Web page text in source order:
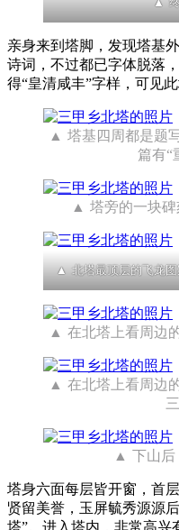
亲身来到塔脚，发现塔基
诗词，不过都已字体脱落
得“皇清咸丰”字样，可见
塔基四周都是题
篇有“
塔旁的一块
北塔最顶层的飞龙图
在北塔上看周边
在北塔上看周边
下山后
塔身六面每层皆开窗，首
贤留美誉，玉屏毓秀源源